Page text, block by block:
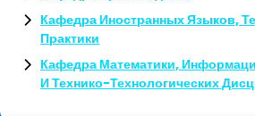
Кафедра Иностранных Языков,
Практики
Кафедра Математики,
И Технико-Технологических